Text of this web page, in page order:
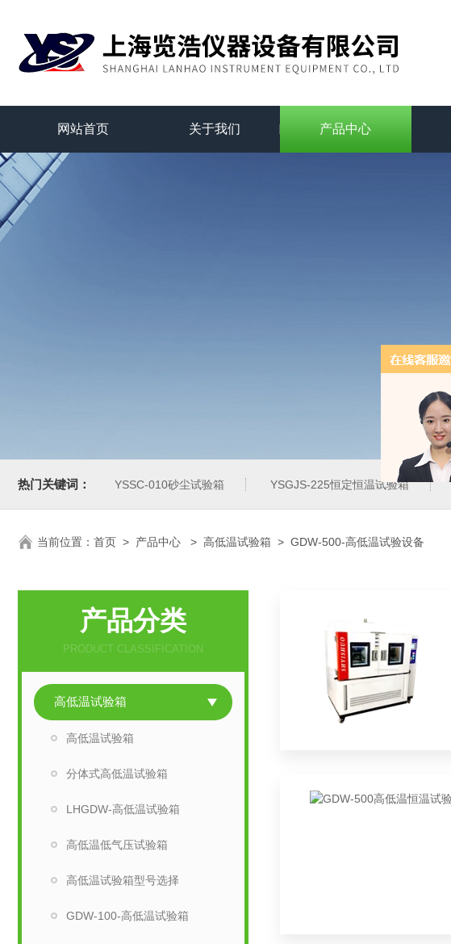
网站首页 关于我们 产品中心
热门关键词： YSSC-010砂尘试验箱 YSGJS-225恒定恒温试验箱
当前位置： 首页 > 产品中心 > 高低温试验箱 > GDW-500-高低温试验设备
产品分类
PRODUCT CLASSIFICATION
高低温试验箱
高低温试验箱
分体式高低温试验箱
LHGDW-高低温试验箱
高低温低气压试验箱
高低温试验箱型号选择
GDW-100-高低温试验箱